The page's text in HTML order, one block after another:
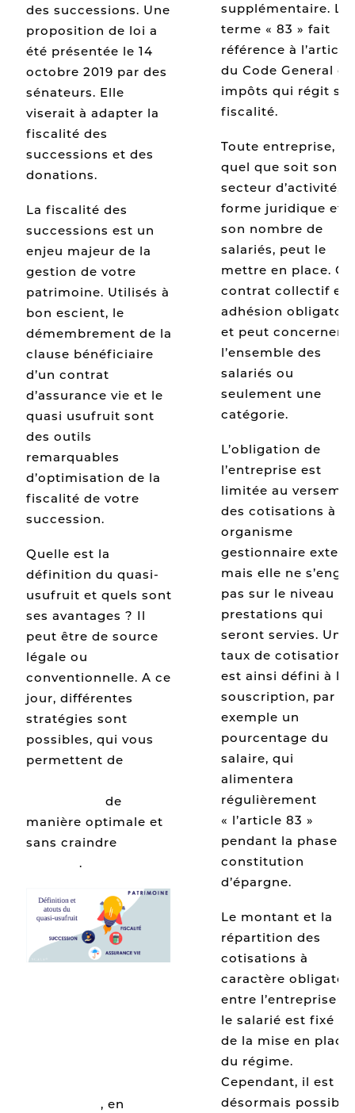
des successions. Une
proposition de loi a
été présentée le 14
octobre 2019 par des
sénateurs. Elle
viserait à adapter la
fiscalité des
successions et des
donations.
La fiscalité des
successions est un
enjeu majeur de la
gestion de votre
patrimoine. Utilisés à
bon escient, le
démembrement de la
clause bénéficiaire
d’un contrat
d’assurance vie et le
quasi usufruit sont
des outils
remarquables
d’optimisation de la
fiscalité de votre
succession.
Quelle est la
définition du quasi-
usufruit et quels sont
ses avantages ? Il
peut être de source
légale ou
conventionnelle. A ce
jour, différentes
stratégies sont
possibles, qui vous
permettent de
de
manière optimale et
sans craindre
.
, en
supplémentaire. Le
terme « 83 » fait
référence à l’article
du Code General
impôts qui régit sa
fiscalité.
Toute entreprise,
quel que soit son
secteur d’activité,
forme juridique et
son nombre de
salariés, peut le
mettre en place. Ce
contrat collectif
adhésion
et peut concerner
l’ensemble des
salariés ou
seulement une
catégorie.
L’obligation de
l’entreprise est
limitée au
des cotisations à
organisme
gestionnaire
mais elle ne
pas sur le niveau
prestations qui
seront servies. Un
taux de cotisations
est ainsi défini à la
souscription, par
exemple un
pourcentage du
salaire, qui
alimentera
régulièrement
« l’article 83 »
pendant la phase
constitution
d’épargne.
Le montant et la
répartition des
cotisations à
caractère
entre l’entreprise et
le salarié est fixé
de la mise en place
du régime.
Cependant, il est
désormais possible